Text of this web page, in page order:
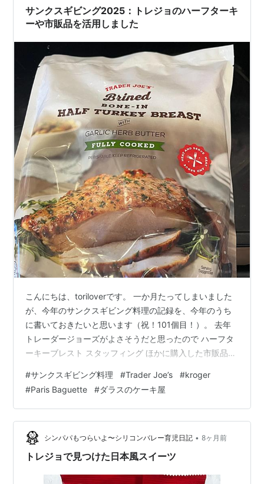
トレー…
サンクスギビング2025：トレジョのハーフターキ
ーや市販品を活用しました
こんにちは、toriloverです。 一か月たってしまいました
が、今年のサンクスギビング料理の記録を、今年のうち
に書いておきたいと思います（祝！101個目！）。 去年
トレーダージョーズがよさそうだと思ったので ハーフタ
ーキーブレスト スタッフィング ほかに購入した市販品
Potatoes コーンマフィンミックス 調理したもの グリー
ンビーンキャセロール 焼いただけのはちみつスイートポ
テト（ヤム） デザートに悩む・・・ イータリーのアプリ
コットパイ パリバケットのパーソナルサイズのペカンパ
イ（というよりタルトか…
#サンクスギビング料理 #Trader Joe’s #kroger
#Paris Baguette #ダラスのケーキ屋
シンパパもつらいよ〜シリコンバレー育児日記 • 8ヶ月前
トレジョで見つけた日本風スイーツ